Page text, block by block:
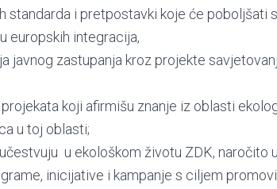
standarda i pretpostavki koje će poboljšati
europskih integracija,
javnog zastupanja kroz projekte
koji afirmišu znanje iz oblasti
u toj oblasti;
u ekološkom životu ZDK, naročito
inicijative i kampanje s ciljem